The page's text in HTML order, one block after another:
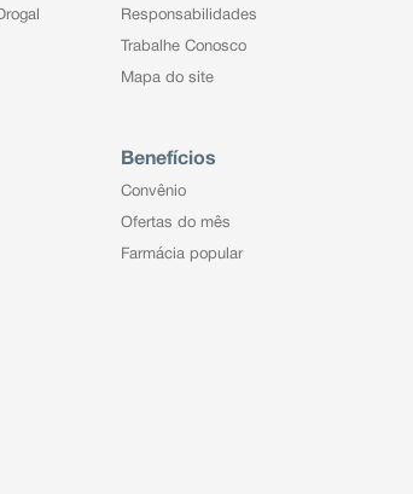
Responsabilidades
Trabalhe Conosco
Mapa do site
Benefícios
Convênio
Ofertas do mês
Farmácia popular